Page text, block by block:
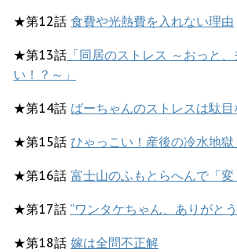
★第12話 食費や光熱費を入れない理由
★第13話 「同居のストレス ～おっと
い！？～」
★第14話 ばーちゃんのストレスは駄目
★第15話 ひゃっこい！産後の冷水地獄
★第16話 富士山のふもとらへんで「変
★第17話 “ワンタケちゃん、ありがとう
★第18話 嫁は全問不正解